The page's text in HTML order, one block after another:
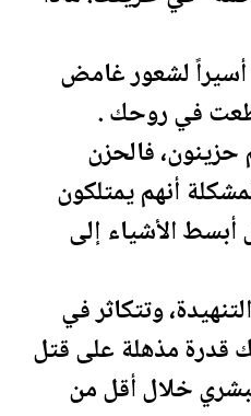
لشعور غامض
في روحك .
فالحزن
أنهم يمتلكون
الأشياء إلى
وتتكاثر في
قدرة مذهلة على قتل
خلال أقل من